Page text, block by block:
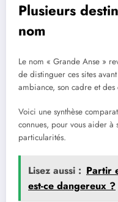
Plusieurs
nom
Le nom « Grande Anse »
de distinguer ces sites
ambiance, son cadre et
Voici une synthèse
connues, pour vous aider à
particularités.
Lisez aussi : Partir
est-ce dangereux​ ?